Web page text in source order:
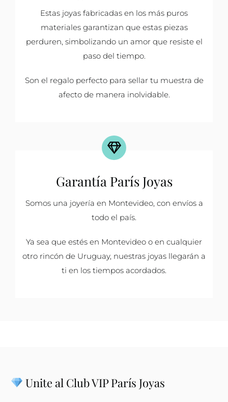
Estas joyas fabricadas en los más puros
materiales garantizan que estas piezas
perduren, simbolizando un amor que resiste el
paso del tiempo.
Son el regalo perfecto para sellar tu muestra de
afecto de manera inolvidable.
Garantía París Joyas
Somos una joyería en Montevideo, con envíos a
todo el país.
Ya sea que estés en Montevideo o en cualquier
otro rincón de Uruguay, nuestras joyas llegarán a
ti en los tiempos acordados.
Unite al Club VIP París Joyas